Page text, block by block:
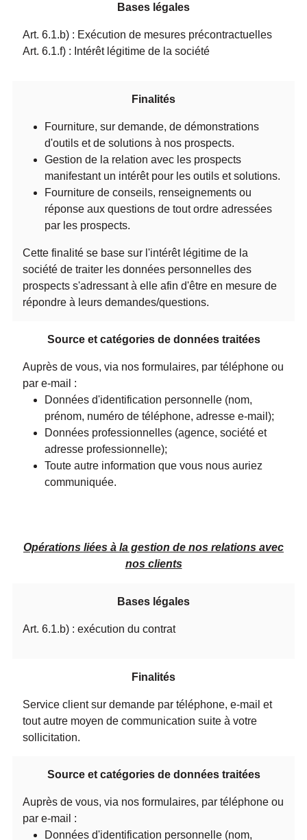
Bases légales
Art. 6.1.b) : Exécution de mesures précontractuelles
Art. 6.1.f) : Intérêt légitime de la société
Finalités
Fourniture, sur demande, de démonstrations
d'outils et de solutions à nos prospects.
Gestion de la relation avec les prospects
manifestant un intérêt pour les outils et solutions.
Fourniture de conseils, renseignements ou
réponse aux questions de tout ordre adressées
par les prospects.
Cette finalité se base sur l'intérêt légitime de la
société de traiter les données personnelles des
prospects s'adressant à elle afin d'être en mesure de
répondre à leurs demandes/questions.
Source et catégories de données traitées
Auprès de vous, via nos formulaires, par téléphone ou
par e-mail :
Données d'identification personnelle (nom,
prénom, numéro de téléphone, adresse e-mail);
Données professionnelles (agence, société et
adresse professionnelle);
Toute autre information que vous nous auriez
communiquée.
Opérations liées à la gestion de nos relations avec
nos clients
Bases légales
Art. 6.1.b) : exécution du contrat
Finalités
Service client sur demande par téléphone, e-mail et
tout autre moyen de communication suite à votre
sollicitation.
Source et catégories de données traitées
Auprès de vous, via nos formulaires, par téléphone ou
par e-mail :
Données d'identification personnelle (nom,